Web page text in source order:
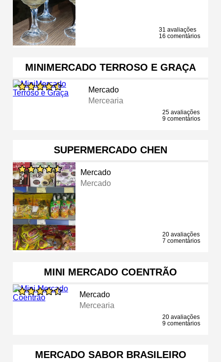
31 avaliações
16 comentários
MINIMERCADO TERROSO E GRAÇA
Mercado
Mercearia
25 avaliações
9 comentários
SUPERMERCADO CHEN
Mercado
Mercado
20 avaliações
7 comentários
MINI MERCADO COENTRÃO
Mercado
Mercearia
20 avaliações
9 comentários
MERCADO SABOR BRASILEIRO